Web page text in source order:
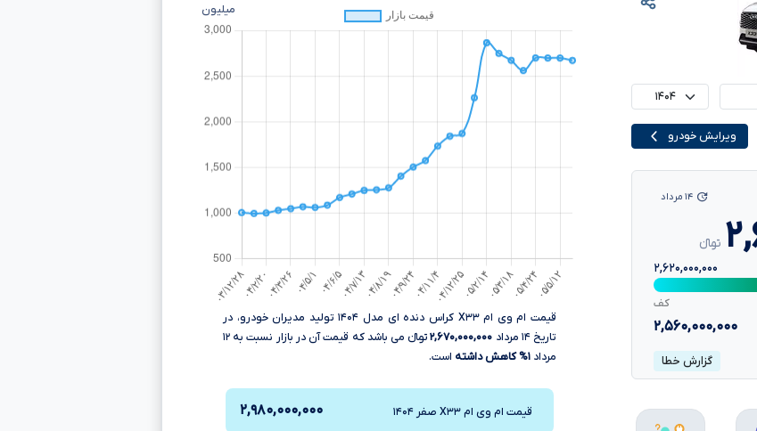
ویرایش خودرو
تومانءءء
۱۴ مرداد
۲,۶۲۰,۰۰۰,۰۰۰
کف
۲,۵۶۰,۰۰۰,۰۰۰
گزارش خطا
میلیون
قیمت ام وی ام X۳۳ کراس دنده ای مدل ۱۴۰۴ تولید مدیران خودرو، در
تاریخ ۱۴ مرداد
۲,۶۷۰,۰۰۰,۰۰۰
تومانءءء می باشد که قیمت آن در بازار نسبت به ۱۲
مرداد ۱% کاهش داشته است.
قیمت ام وی ام X۳۳ صفر ۱۴۰۴ ۲,۹۸۰,۰۰۰,۰۰۰